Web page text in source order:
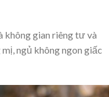
không gian riêng tư và
ngủ không ngon giấc